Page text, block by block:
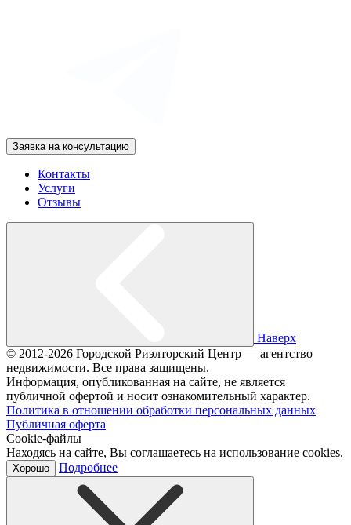
Заявка на консультацию
Контакты
Услуги
Отзывы
Наверх
© 2012-2026 Городской Риэлторский Центр — агентство
недвижимости. Все права защищены.
Информация, опубликованная на сайте, не является
публичной офертой и носит ознакомительный характер.
Политика в отношении обработки персональных данных
Публичная оферта
Cookie-файлы
Находясь на сайте, Вы соглашаетесь на использование cookies.
Хорошо Подробнее